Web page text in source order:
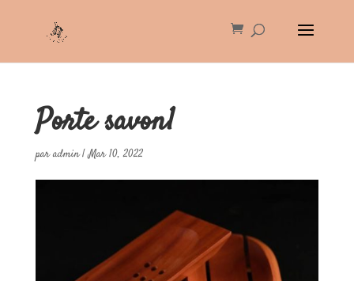
Porte savon1
paradmin|Mar 10, 2022